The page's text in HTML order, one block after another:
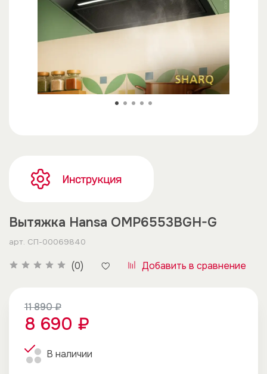
Вытяжка Hansa OMP6553BGH-G
арт. СП-00069840
(0) Добавить в сравнение
11 890 ₽
8 690 ₽
В наличии